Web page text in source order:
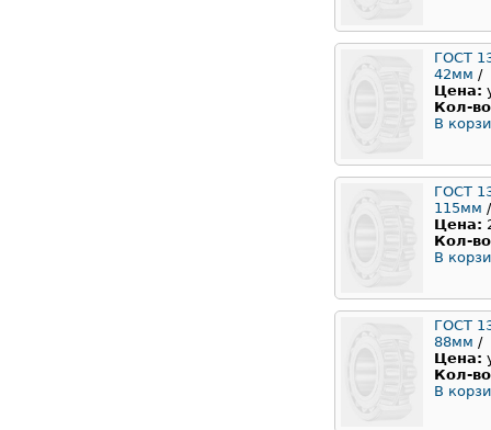
ГОСТ
42мм /
Цена:
Кол-
В
ГОСТ
115мм /
Цена:
Кол-
В
ГОСТ
88мм /
Цена:
Кол-
В